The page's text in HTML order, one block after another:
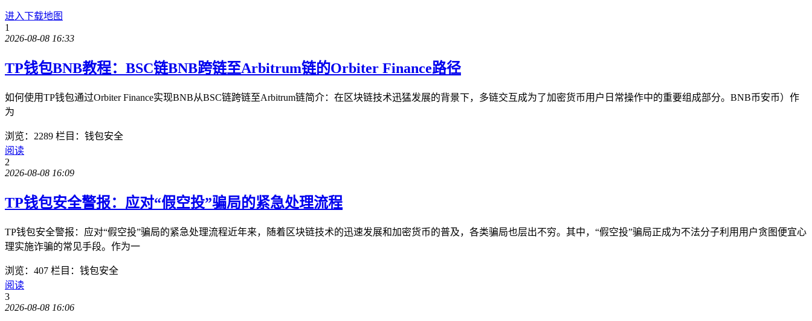
进入下载地图
1
2026-08-08 16:33
TP钱包BNB教程：BSC链BNB跨链至Arbitrum链的Orbiter Finance路径
如何使用TP钱包通过Orbiter Finance实现BNB从BSC链跨链至Arbitrum链简介：在区块链技术迅猛发展的背景下，多链交互成为了加密货币用户日常操作中的重要组成部分。BNB币安币）作
为
浏览：2289 栏目：钱包安全
阅读
2
2026-08-08 16:09
TP钱包安全警报：应对“假空投”骗局的紧急处理流程
TP钱包安全警报：应对“假空投”骗局的紧急处理流程近年来，随着区块链技术的迅速发展和加密货币的普及，各类骗局也层出不穷。其中，“假空投”骗局正成为不法分子利用用户贪图便宜心
理实施诈骗的常见手段。作为一
浏览：407 栏目：钱包安全
阅读
3
2026-08-08 16:06